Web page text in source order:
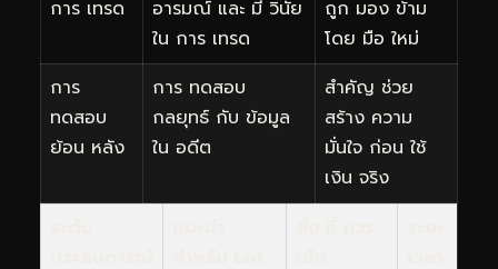
การ เทรด
อารมณ์ และ มี วินัย
ใน การ เทรด
ถูก มอง ข้าม
โดย มือ ใหม่
การ
ทดสอบ
ย้อน หลัง
การ ทดสอบ
กลยุทธ์ กับ ข้อมูล
ใน อดีต
สำคัญ ช่วย
สร้าง ความ
มั่นใจ ก่อน ใช้
เงิน จริง